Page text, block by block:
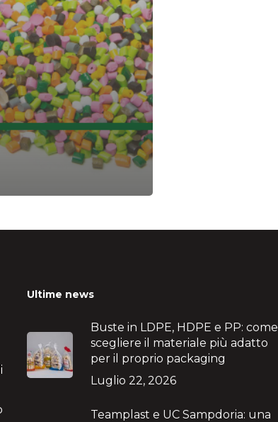
Ultime news
Buste in LDPE, HDPE e PP: come
scegliere il materiale più adatto
per il proprio packaging
Luglio 22, 2026
Teamplast e UC Sampdoria: una